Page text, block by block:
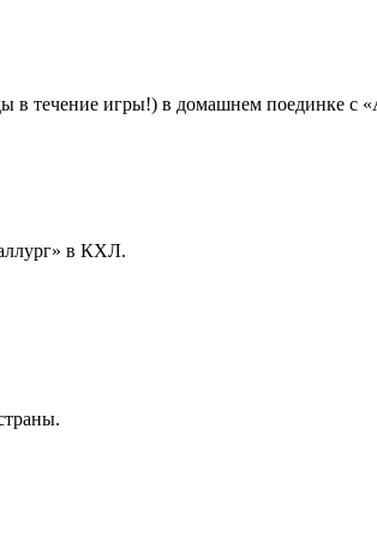
течение игры!) в домашнем поединке с
в КХЛ.